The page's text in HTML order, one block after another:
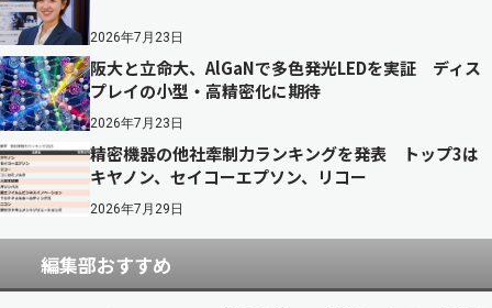
2026年7月23日
阪大と立命大、AlGaNで多色発光LEDを実証 ディス
プレイの小型・高精密化に期待
2026年7月23日
精密機器の他社牽制力ランキングを発表 トップ3は
キヤノン、セイコーエプソン、リコー
2026年7月29日
編集部おすすめ